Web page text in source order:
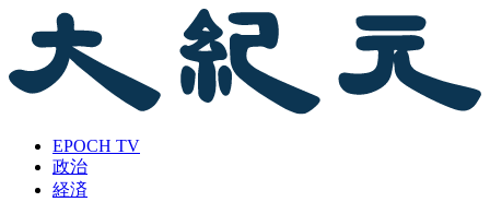
EPOCH TV
政治
経済